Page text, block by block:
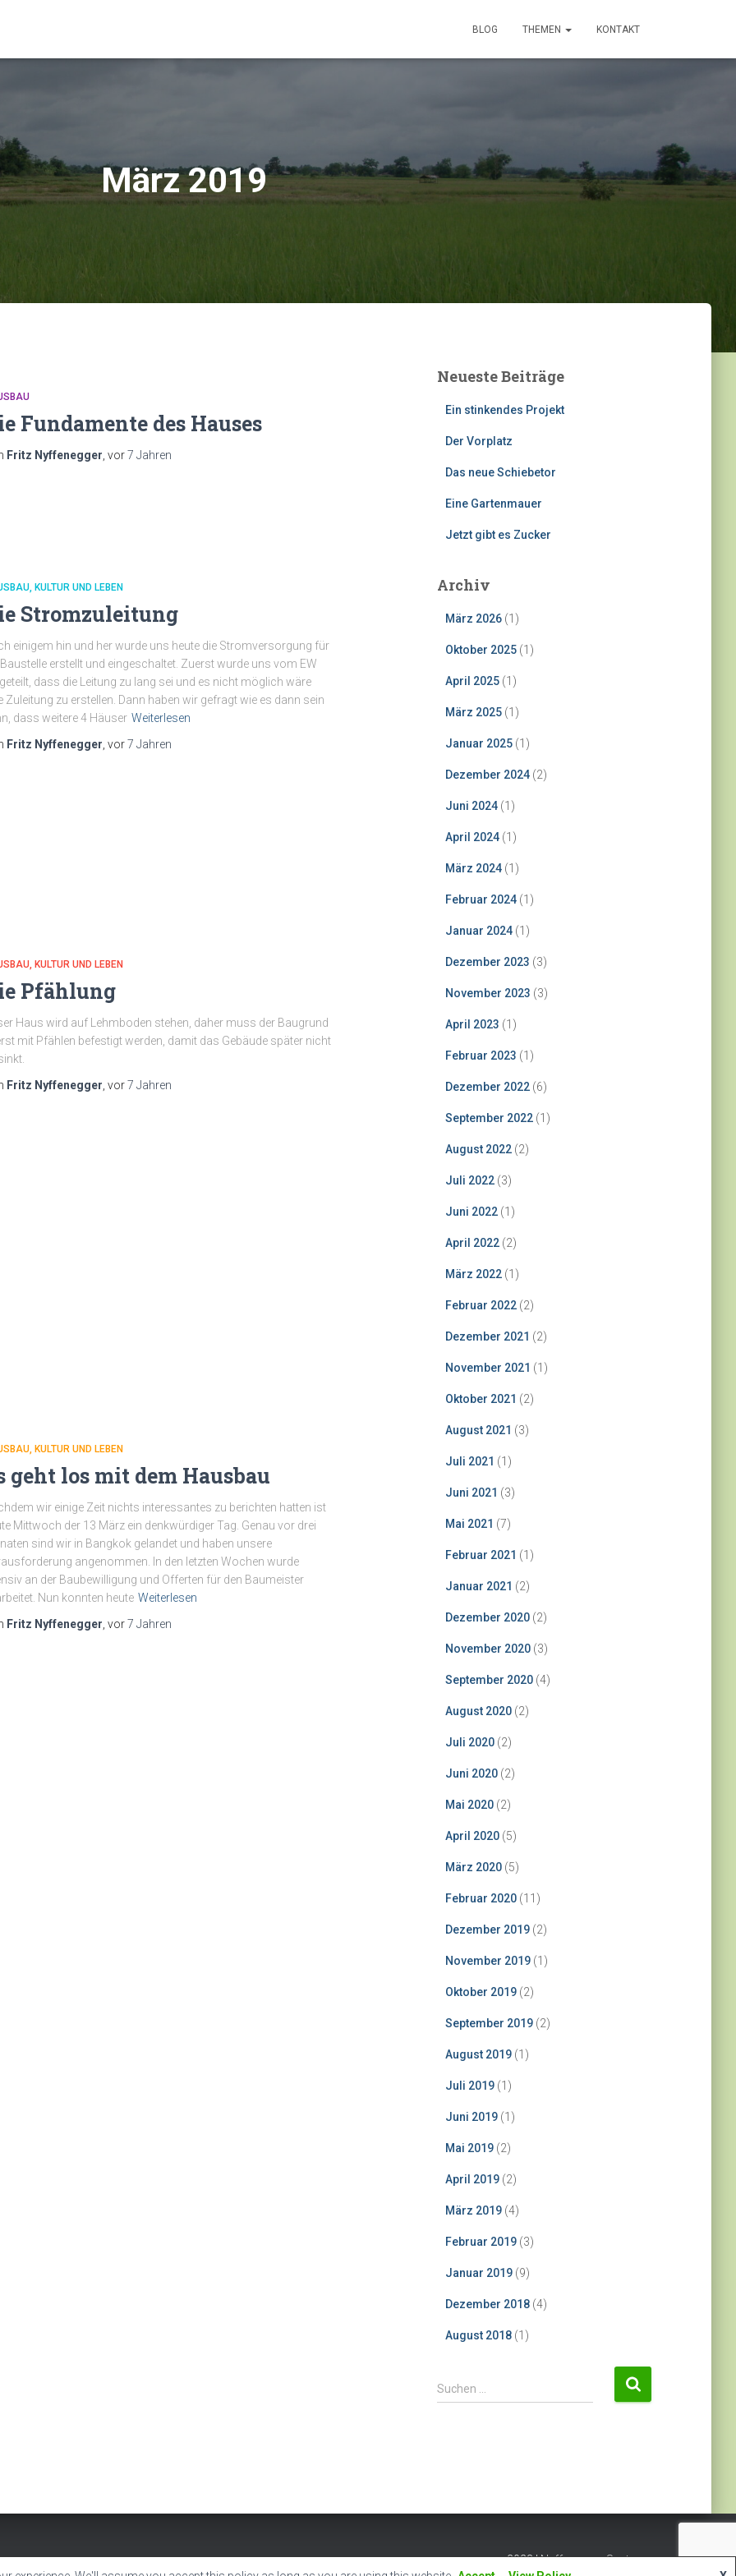
BLOG THEMEN KONTAKT
März 2019
Fundamente des Hauses
Fritz Nyffenegger , vor7 Jahren
KULTUR UND LEBEN
Stromzuleitung
einigem hin und her wurde uns heute die Stromversorgung für
erstellt und eingeschaltet. Zuerst wurde uns vom EW
dass die Leitung zu lang sei und es nicht möglich wäre
Zuleitung zu erstellen. Dann haben wir gefragt wie es dann sein
dass weitere 4 Häuser Weiterlesen
Fritz Nyffenegger , vor7 Jahren
KULTUR UND LEBEN
Pfählung
Haus wird auf Lehmboden stehen, daher muss der Baugrund
mit Pfählen befestigt werden, damit das Gebäude später nicht
Fritz Nyffenegger, vor7 Jahren
KULTUR UND LEBEN
geht los mit dem Hausbau
wir einige Zeit nichts interessantes zu berichten hatten ist
Mittwoch der 13 März ein denkwürdiger Tag. Genau vor drei
sind wir in Bangkok gelandet und haben unsere
angenommen. In den letzten Wochen wurde
an der Baubewilligung und Offerten für den Baumeister
Nun konnten heute Weiterlesen
Fritz Nyffenegger , vor7 Jahren
Neueste Beiträge
Ein stinkendes Projekt
Der Vorplatz
Das neue Schiebetor
Eine Gartenmauer
Jetzt gibt es Zucker
Archiv
März 2026(1)
Oktober 2025(1)
April 2025(1)
März 2025(1)
Januar 2025(1)
Dezember 2024(2)
Juni 2024(1)
April 2024(1)
März 2024(1)
Februar 2024(1)
Januar 2024(1)
Dezember 2023 (3)
November 2023 (3)
April 2023 (1)
Februar 2023 (1)
Dezember 2022(6)
September 2022(1)
August 2022(2)
Juli 2022(3)
Juni 2022(1)
April 2022(2)
März 2022(1)
Februar 2022(2)
Dezember 2021 (2)
November 2021 (1)
Oktober 2021 (2)
August 2021 (3)
Juli 2021 (1)
Juni 2021 (3)
Mai 2021 (7)
Februar 2021 (1)
Januar 2021 (2)
Dezember 2020(2)
November 2020(3)
September 2020(4)
August 2020(2)
Juli 2020(2)
Juni 2020(2)
Mai 2020(2)
April 2020(5)
März 2020(5)
Februar 2020(11)
Dezember 2019(2)
November 2019(1)
Oktober 2019(2)
September 2019(2)
August 2019(1)
Juli 2019(1)
Juni 2019(1)
Mai 2019(2)
April 2019(2)
März 2019(4)
Februar 2019(3)
Januar 2019(9)
Dezember 2018(4)
August 2018(1)
S
u
Suchen …
2023 |Nyffenegger Systems